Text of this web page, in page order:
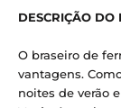
DESCRIÇÃO DO
O braseiro de
vantagens.
noites de verão